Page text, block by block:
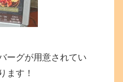
ーグが用意されてい
ます！